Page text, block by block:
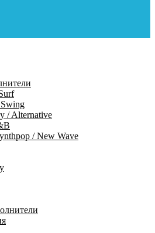
/ Alternative
/ New Wave